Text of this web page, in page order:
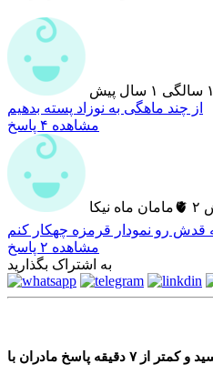
۱ سالگی
۱ سال پیش
از چند ماهگی به نوزاد پسته بدهیم
مشاهده ۴ پاسخ
مامان ماه نيكا🫀
مشاهده ۲ پاسخ
به اشتراک بگذارید
همین الان سوال خود را بپرسید و کمتر از ۷ دقیقه پاسخ مادران با